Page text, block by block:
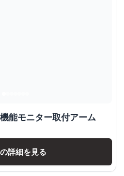
能モニター取付アーム
詳細を見る